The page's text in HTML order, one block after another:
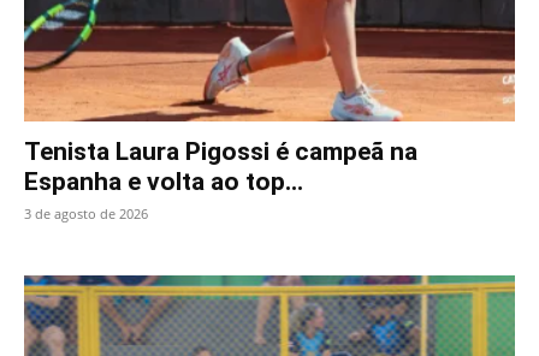
Tenista Laura Pigossi é campeã na
Espanha e volta ao top...
3 de agosto de 2026